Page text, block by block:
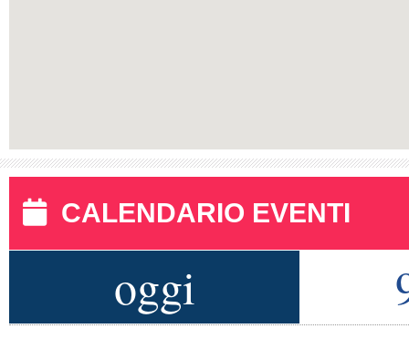
CALENDARIO EVENTI
oggi